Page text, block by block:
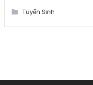
Tuyển Sinh